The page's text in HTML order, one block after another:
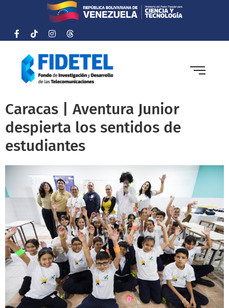
Caracas | Aventura Junior
despierta los sentidos de
estudiantes